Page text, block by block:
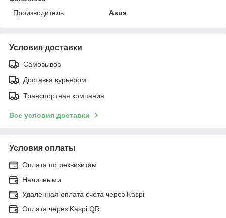
Производитель
Asus
Условия доставки
Самовывоз
Доставка курьером
Транспортная компания
Все условия доставки
Условия оплаты
Оплата по реквизитам
Наличными
Удаленная оплата счета через Kaspi
Оплата через Kaspi QR